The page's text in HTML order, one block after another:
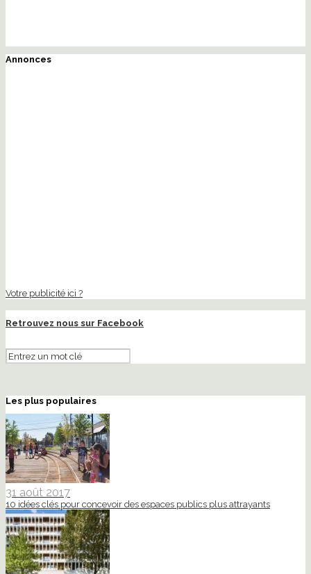
Annonces
Votre publicité ici ?
Retrouvez nous sur Facebook
Les plus populaires
31 août 2017
10 idées clés pour concevoir des espaces publics plus attrayants